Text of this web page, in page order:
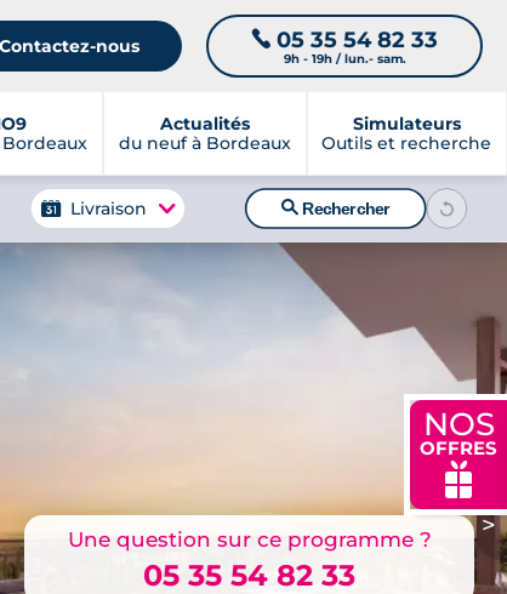
Contactez-nous 📞 05 35 54 82 33
9h - 19h / lun.- sam.
Actualités
du neuf à Bordeaux
Simulateurs
Outils et recherche
NOS
OFFRES
🎁
Livraison 🔍Rechercher
>
Une question sur ce programme ?
05 35 54 82 33